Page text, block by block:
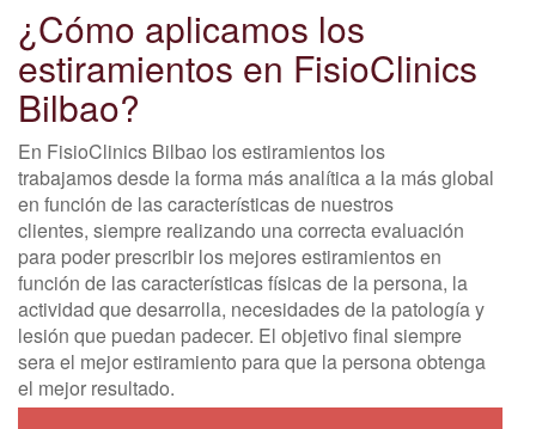
¿Cómo aplicamos los
estiramientos en FisioClinics
Bilbao?
En FisioClinics Bilbao los estiramientos los
trabajamos desde la forma más analítica a la más global
en función de las características de nuestros
clientes, siempre realizando una correcta evaluación
para poder prescribir los mejores estiramientos en
función de las características físicas de la persona, la
actividad que desarrolla, necesidades de la patología y
lesión que puedan padecer. El objetivo final siempre
sera el mejor estiramiento para que la persona obtenga
el mejor resultado.